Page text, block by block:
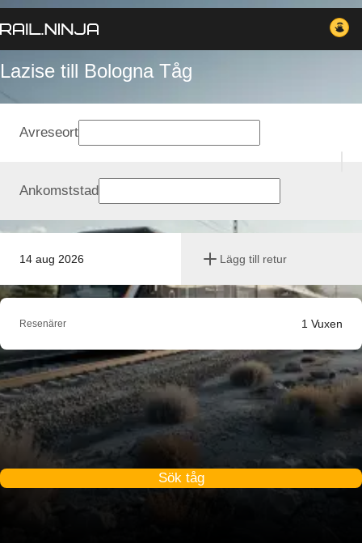
Lazise till Bologna Tåg
14 aug 2026 Lägg till retur
Avreseort
Ankomststad
Resenärer 1 Vuxen
Sök tåg